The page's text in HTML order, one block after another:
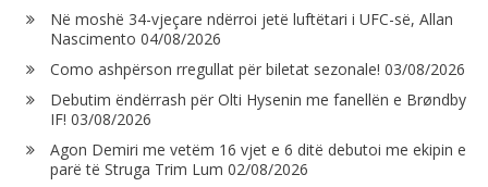
Në moshë 34-vjeçare ndërroi jetë luftëtari i UFC-së, Allan
Nascimento 04/08/2026
Como ashpërson rregullat për biletat sezonale! 03/08/2026
Debutim ëndërrash për Olti Hysenin me fanellën e Brøndby
IF! 03/08/2026
Agon Demiri me vetëm 16 vjet e 6 ditë debutoi me ekipin e
parë të Struga Trim Lum 02/08/2026